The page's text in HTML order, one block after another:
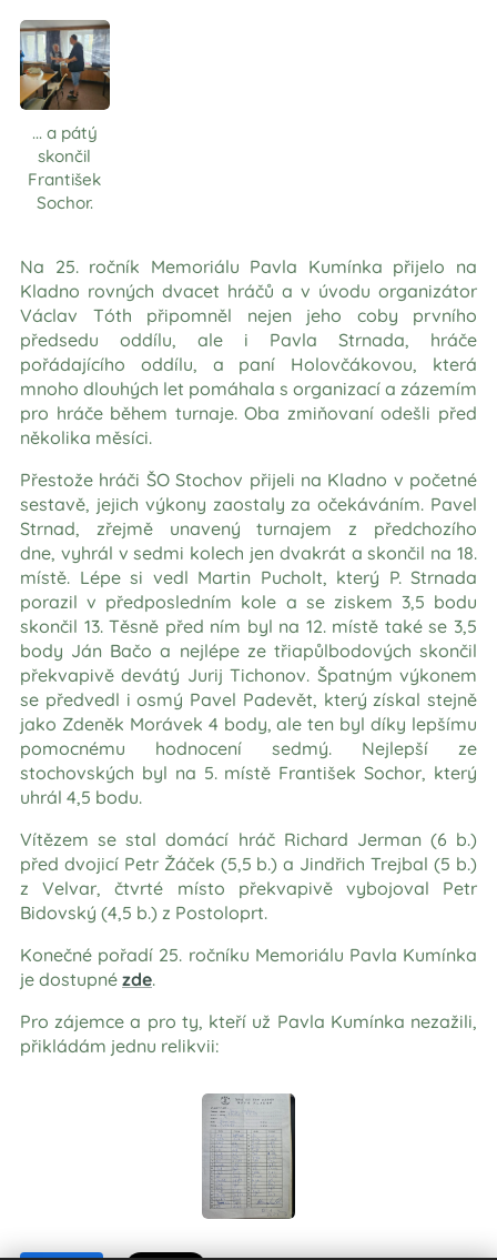
... a pátý
skončil
František
Sochor.
Na 25. ročník Memoriálu Pavla Kumínka přijelo na
Kladno rovných dvacet hráčů a v úvodu organizátor
Václav Tóth připomněl nejen jeho coby prvního
předsedu oddílu, ale i Pavla Strnada, hráče
pořádajícího oddílu, a paní Holovčákovou, která
mnoho dlouhých let pomáhala s organizací a zázemím
pro hráče během turnaje. Oba zmiňovaní odešli před
několika měsíci.
Přestože hráči ŠO Stochov přijeli na Kladno v početné
sestavě, jejich výkony zaostaly za očekáváním. Pavel
Strnad, zřejmě unavený turnajem z předchozího
dne, vyhrál v sedmi kolech jen dvakrát a skončil na 18.
místě. Lépe si vedl Martin Pucholt, který P. Strnada
porazil v předposledním kole a se ziskem 3,5 bodu
skončil 13. Těsně před ním byl na 12. místě také se 3,5
body Ján Bačo a nejlépe ze třiapůlbodových skončil
překvapivě devátý Jurij Tichonov. Špatným výkonem
se předvedl i osmý Pavel Padevět, který získal stejně
jako Zdeněk Morávek 4 body, ale ten byl díky lepšímu
pomocnému hodnocení sedmý. Nejlepší ze
stochovských byl na 5. místě František Sochor, který
uhrál 4,5 bodu.
Vítězem se stal domácí hráč Richard Jerman (6 b.)
před dvojicí Petr Žáček (5,5 b.) a Jindřich Trejbal (5 b.)
z Velvar, čtvrté místo překvapivě vybojoval Petr
Bidovský (4,5 b.) z Postoloprt.
Konečné pořadí 25. ročníku Memoriálu Pavla Kumínka
je dostupné zde.
Pro zájemce a pro ty, kteří už Pavla Kumínka nezažili,
přikládám jednu relikvii: